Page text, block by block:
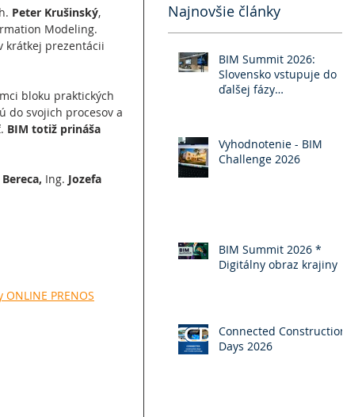
Peter Krušinský,
Modeling.
krátkej prezentácii
bloku praktických
do svojich procesov a
BIM totiž prináša
Ing. Jozefa
PRENOS
Najnovšie články
BIM Summit 2026:
Slovensko vstupuje do
ďalšej fázy
Vyhodnotenie - BIM
Challenge 2026
BIM Summit 2026 *
Digitálny obraz krajiny
Connected Construction
Days 2026